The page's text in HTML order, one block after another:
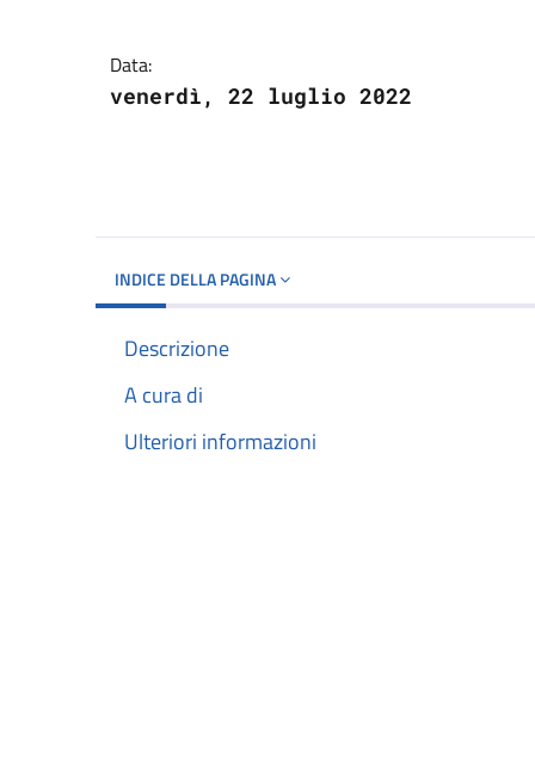
Data:
venerdì, 22 luglio 2022
INDICE DELLA PAGINA
Descrizione
A cura di
Ulteriori informazioni